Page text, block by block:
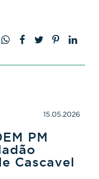
15.05.2026
PM
Cascavel